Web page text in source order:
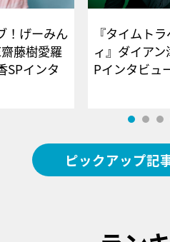
！げーみん
藤樹愛羅
SPインタ
『タイムト
ィ』ダイア
Pインタ
ピックアップ記